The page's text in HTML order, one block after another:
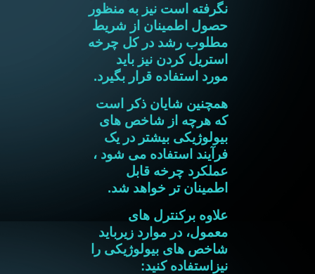
نگرفته است نیز به منظور
حصول اطمینان از شریط
مطلوب رشد در کل چرخه
استریل کردن نیز باید
مورد استفاده قرار بگیرد.
همچنین شایان ذکر است
که هرچه از شاخص های
بیولوژیکی بیشتر در یک
فرآیند استفاده می شود ،
عملکرد چرخه قابل
اطمینان تر خواهد شد.
علاوه برکنترل های
معمول، در موارد زیرباید
شاخص های بیولوژیکی را
نیزاستفاده کنید: